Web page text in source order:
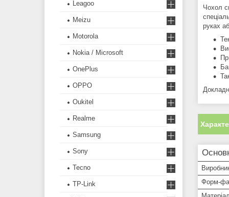
Чохол
руках
Форм-
Leagoo
Meizu
Motorola
Nokia / Microsoft
OnePlus
OPPO
Oukitel
Realme
Samsung
Sony
Tecno
TP-Link